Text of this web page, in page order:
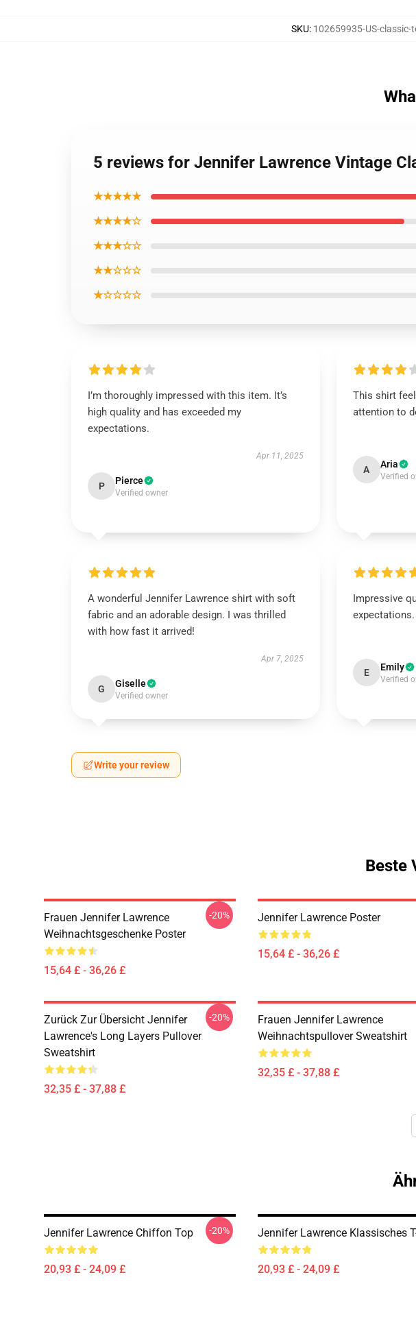
SKU: 102659935-US-classic-
5 reviews for Jennifer Lawrence Vintage
★★★★★
★★★★☆
★★★☆☆
★★☆☆☆
★☆☆☆☆
I’m thoroughly impressed with this item. It’s
high quality and has exceeded my
expectations.
Apr 11, 2025
P Pierce
Verified owner
This shirt
attention to
A Aria
Verified
A wonderful Jennifer Lawrence shirt with soft
fabric and an adorable design. I was thrilled
with how fast it arrived!
Apr 7, 2025
G Giselle
Verified owner
Impressive
expectations.
E Emily
Verified
Write your review
Beste
Frauen Jennifer Lawrence
Weihnachtsgeschenke Poster
15,64 £ - 36,26 £
-20% Jennifer Lawrence Poster
15,64 £ - 36,26 £
Zurück Zur Übersicht Jennifer
Lawrence's Long Layers Pullover
Sweatshirt
32,35 £ - 37,88 £
-20%
Frauen Jennifer Lawrence
Weihnachtspullover Sweatshirt
32,35 £ - 37,88 £
Jennifer Lawrence Chiffon Top
20,93 £ - 24,09 £
-20% Jennifer Lawrence Klassisches
20,93 £ - 24,09 £